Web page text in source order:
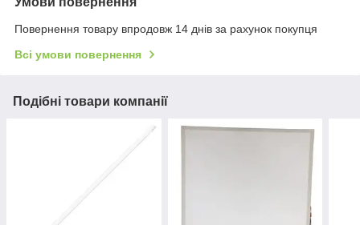
Повернення товару впродовж 14 днів за рахунок покупця
Всі умови повернення
Подібні товари компанії